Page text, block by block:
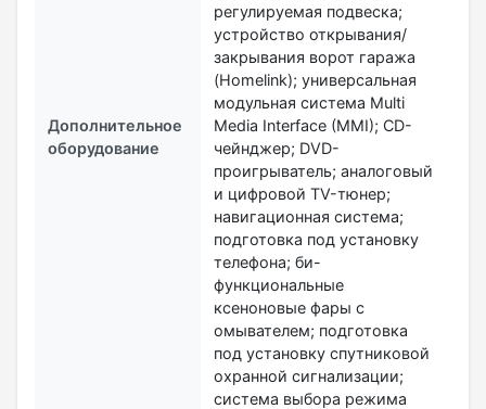
Дополнительное
оборудование
регулируемая подвеска;
устройство открывания/
закрывания ворот гаража
(Homelink); универсальная
модульная система Multi
Media Interface (MMI); СD-
чейнджер; DVD-
проигрыватель; аналоговый
и цифровой TV-тюнер;
навигационная система;
подготовка под установку
телефона; би-
функциональные
ксеноновые фары с
омывателем; подготовка
под установку спутниковой
охранной сигнализации;
система выбора режима